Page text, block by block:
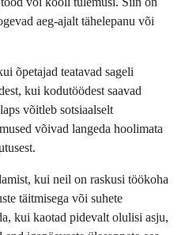
aeg-ajalt tähelepanu või
õpetajad teatavad sageli
kui kodutöödest saavad
võitleb sotsiaalselt
võivad langeda hoolimata
kui neil on raskusi töökoha
täitmisega või suhete
kui kaotad pidevalt olulisi asju,